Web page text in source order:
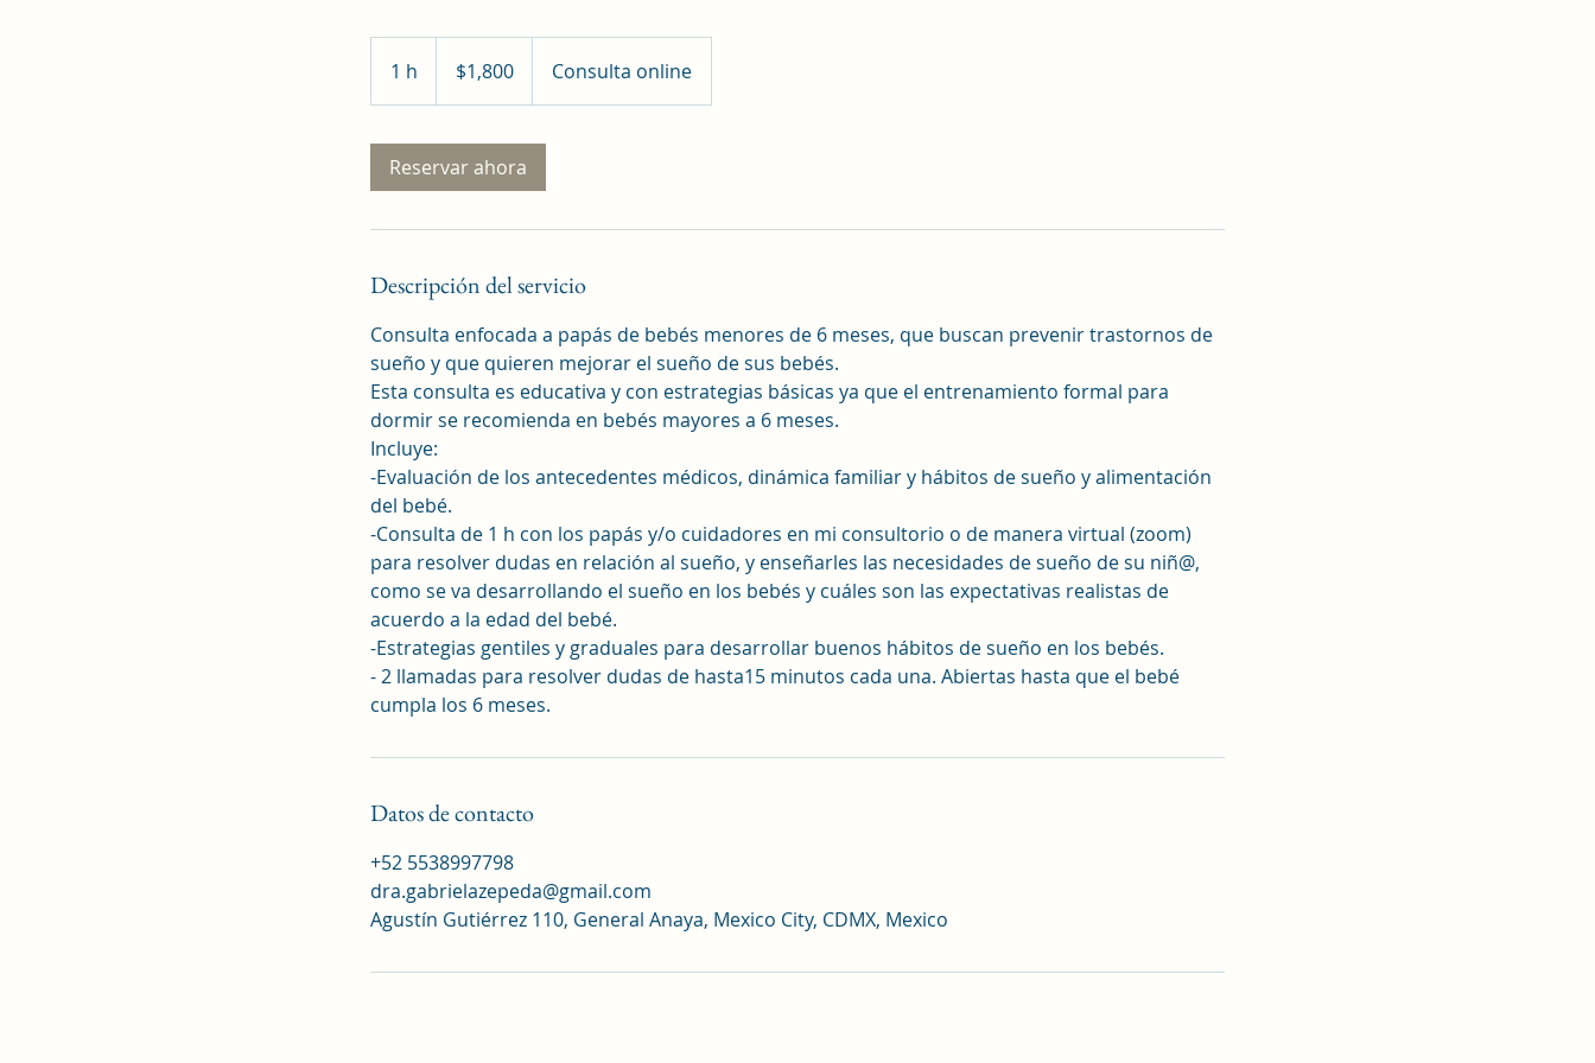
1 h
mexicanos
$1,800 Consulta online
Reservar ahora
Descripción del servicio
Consulta enfocada a papás de bebés menores de 6 meses, que buscan prevenir trastornos de
sueño y que quieren mejorar el sueño de sus bebés.
Esta consulta es educativa y con estrategias básicas ya que el entrenamiento formal para
dormir se recomienda en bebés mayores a 6 meses.
Incluye:
-Evaluación de los antecedentes médicos, dinámica familiar y hábitos de sueño y alimentación
del bebé.
-Consulta de 1 h con los papás y/o cuidadores en mi consultorio o de manera virtual (zoom)
para resolver dudas en relación al sueño, y enseñarles las necesidades de sueño de su niñ@,
como se va desarrollando el sueño en los bebés y cuáles son las expectativas realistas de
acuerdo a la edad del bebé.
-Estrategias gentiles y graduales para desarrollar buenos hábitos de sueño en los bebés.
- 2 llamadas para resolver dudas de hasta15 minutos cada una. Abiertas hasta que el bebé
cumpla los 6 meses.
Datos de contacto
+52 5538997798
dra.gabrielazepeda@gmail.com
Agustín Gutiérrez 110, General Anaya, Mexico City, CDMX, Mexico